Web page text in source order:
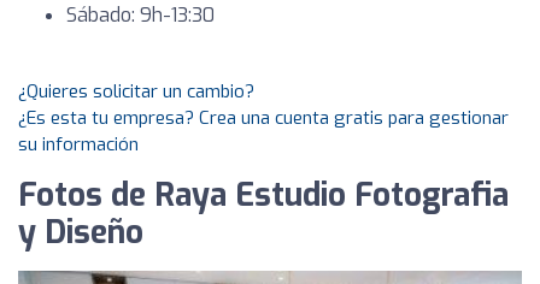
Sábado: 9h-13:30
¿Quieres solicitar un cambio?
¿Es esta tu empresa? Crea una cuenta gratis para gestionar
su información
Fotos de Raya Estudio Fotografia
y Diseño